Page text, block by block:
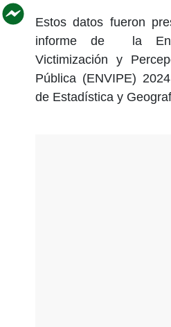
Estos datos fueron
informe de la
Victimización y
Pública (ENVIPE)
de Estadística y